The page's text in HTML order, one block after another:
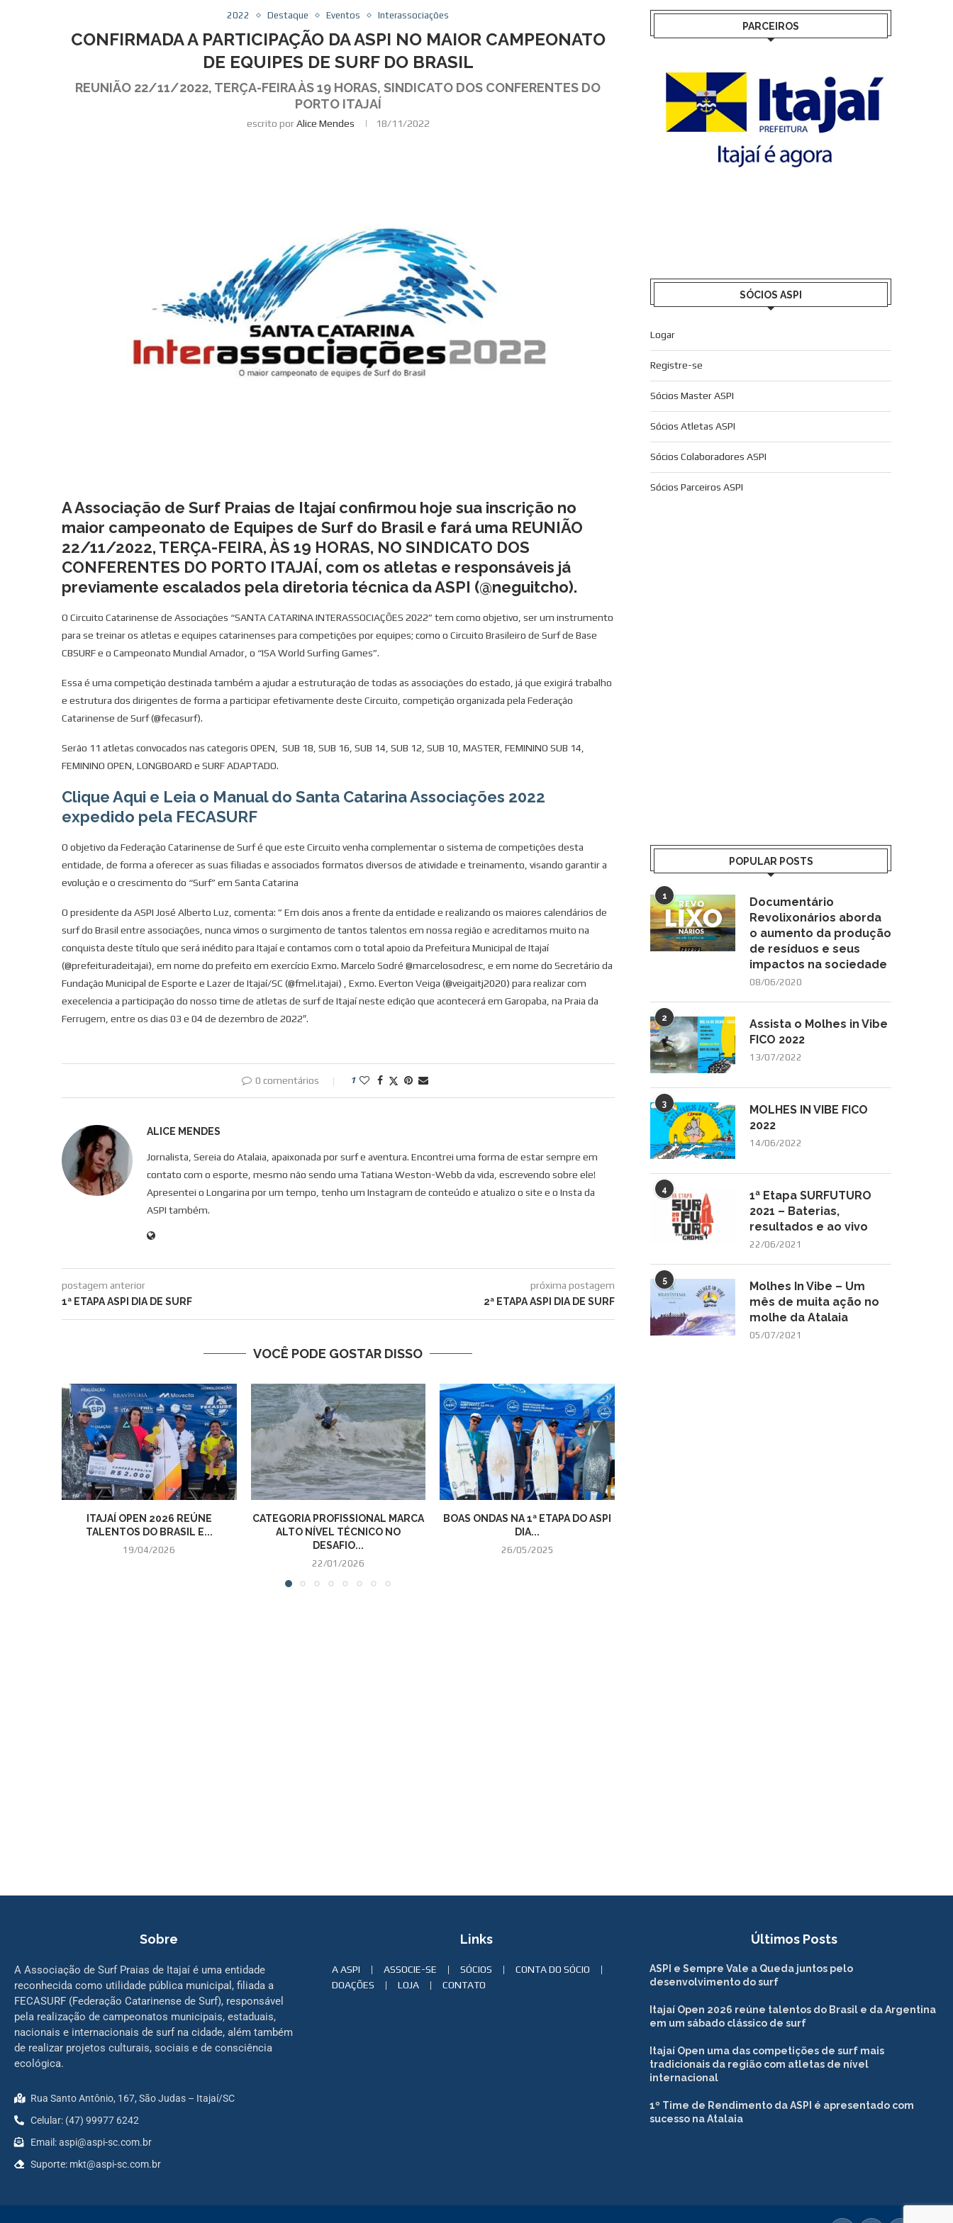
2022 Destaque Eventos Interassociações
CONFIRMADA A PARTICIPAÇÃO DA ASPI NO MAIOR CAMPEONATO
DE EQUIPES DE SURF DO BRASIL
REUNIÃO 22/11/2022, TERÇA-FEIRA ÀS 19 HORAS, SINDICATO DOS CONFERENTES DO
PORTO ITAJAÍ
escrito porAlice Mendes 18/11/2022
A Associação de Surf Praias de Itajaí confirmou hoje sua inscrição no
maior campeonato de Equipes de Surf do Brasil e fará uma REUNIÃO
22/11/2022, TERÇA-FEIRA, ÀS 19 HORAS, NO SINDICATO DOS
CONFERENTES DO PORTO ITAJAÍ, com os atletas e responsáveis já
previamente escalados pela diretoria técnica da ASPI (@neguitcho).
O Circuito Catarinense de Associações “SANTA CATARINA INTERASSOCIAÇÕES 2022” tem como objetivo, ser um instrumento
para se treinar os atletas e equipes catarinenses para competições por equipes; como o Circuito Brasileiro de Surf de Base
CBSURF e o Campeonato Mundial Amador, o “ISA World Surfing Games”.
Essa é uma competição destinada também a ajudar a estruturação de todas as associações do estado, já que exigirá trabalho
e estrutura dos dirigentes de forma a participar efetivamente deste Circuito, competição organizada pela Federação
Catarinense de Surf (@fecasurf).
Serão 11 atletas convocados nas categoris OPEN, SUB 18, SUB 16, SUB 14, SUB 12, SUB 10, MASTER, FEMININO SUB 14,
FEMININO OPEN, LONGBOARD e SURF ADAPTADO.
Clique Aqui e Leia o Manual do Santa Catarina Associações 2022
expedido pela FECASURF
O objetivo da Federação Catarinense de Surf é que este Circuito venha complementar o sistema de competições desta
entidade, de forma a oferecer as suas filiadas e associados formatos diversos de atividade e treinamento, visando garantir a
evolução e o crescimento do “Surf” em Santa Catarina
O presidente da ASPI José Alberto Luz, comenta: ” Em dois anos a frente da entidade e realizando os maiores calendários de
surf do Brasil entre associações, nunca vimos o surgimento de tantos talentos em nossa região e acreditamos muito na
conquista deste título que será inédito para Itajaí e contamos com o total apoio da Prefeitura Municipal de Itajaí
(@prefeituradeitajai), em nome do prefeito em exercício Exmo. Marcelo Sodré @marcelosodresc, e em nome do Secretário da
Fundação Municipal de Esporte e Lazer de Itajaí/SC (@fmel.itajai) , Exmo. Everton Veiga (@veigaitj2020) para realizar com
execelencia a participação do nosso time de atletas de surf de Itajaí neste edição que acontecerá em Garopaba, na Praia da
Ferrugem, entre os dias 03 e 04 de dezembro de 2022″.
0 comentários 1
ALICE MENDES
Jornalista, Sereia do Atalaia, apaixonada por surf e aventura. Encontrei uma forma de estar sempre em
contato com o esporte, mesmo não sendo uma Tatiana Weston-Webb da vida, escrevendo sobre ele!
Apresentei o Longarina por um tempo, tenho um Instagram de conteúdo e atualizo o site e o Insta da
ASPI também.
postagem anterior
1ª ETAPA ASPI DIA DE SURF
próxima postagem
2ª ETAPA ASPI DIA DE SURF
VOCÊ PODE GOSTAR DISSO
ITAJAÍ OPEN 2026 REÚNE
TALENTOS DO BRASIL E...
19/04/2026
CATEGORIA PROFISSIONAL MARCA
ALTO NÍVEL TÉCNICO NO
DESAFIO...
22/01/2026
BOAS ONDAS NA 1ª ETAPA DO ASPI
DIA...
26/05/2025
PARCEIROS
SÓCIOS ASPI
Logar
Registre-se
Sócios Master ASPI
Sócios Atletas ASPI
Sócios Colaboradores ASPI
Sócios Parceiros ASPI
POPULAR POSTS
1
Documentário
Revolixonários aborda
o aumento da produção
de resíduos e seus
impactos na sociedade
08/06/2020
2
Assista o Molhes in Vibe
FICO 2022
13/07/2022
3
MOLHES IN VIBE FICO
2022
14/06/2022
4
1ª Etapa SURFUTURO
2021 – Baterias,
resultados e ao vivo
22/06/2021
5
Molhes In Vibe – Um
mês de muita ação no
molhe da Atalaia
05/07/2021
Sobre
A Associação de Surf Praias de Itajaí é uma entidade
reconhecida como utilidade pública municipal, filiada a
FECASURF (Federação Catarinense de Surf), responsável
pela realização de campeonatos municipais, estaduais,
nacionais e internacionais de surf na cidade, além também
de realizar projetos culturais, sociais e de consciência
ecológica.
Rua Santo Antônio, 167, São Judas – Itajaí/SC
Celular: (47) 99977 6242
Email: aspi@aspi-sc.com.br
Suporte: mkt@aspi-sc.com.br
Links
A ASPI ASSOCIE-SE SÓCIOS
CONTA DO SÓCIO
DOAÇÕES
LOJA CONTATO
Últimos Posts
ASPI e Sempre Vale a Queda juntos pelo
desenvolvimento do surf
Itajaí Open 2026 reúne talentos do Brasil e da Argentina
em um sábado clássico de surf
Itajaí Open uma das competições de surf mais
tradicionais da região com atletas de nível
internacional
1º Time de Rendimento da ASPI é apresentado com
sucesso na Atalaia